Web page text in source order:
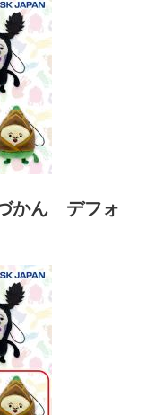
かん デフォ